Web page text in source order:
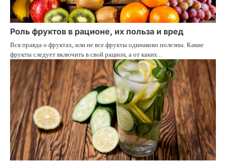
Роль фруктов в рационе, их польза и вред
Вся правда о фруктах, или не все фрукты одинаково полезны. Какие
фрукты следует включить в свой рацион, а от каких…